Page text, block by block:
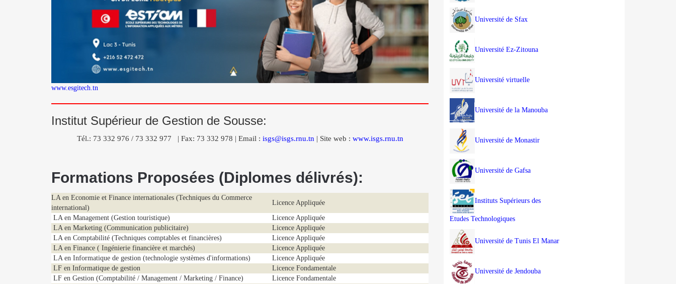
www.esgitech.tn
Institut Supérieur de Gestion de Sousse:
Tél.: 73 332 976 / 73 332 977 | Fax: 73 332 978 | Email : isgs@isgs.rnu.tn| Site web : www.isgs.rnu.tn
Formations Proposées (Diplomes délivrés):
LA en Economie et Finance internationales (Techniques du Commerce
international)
Licence Appliquée
LA en Management (Gestion touristique)
Licence Appliquée
LA en Marketing (Communication publicitaire)
Licence Appliquée
LA en Comptabilité (Techniques comptables et financières)
Licence Appliquée
LA en Finance ( Ingénierie financière et marchés)
Licence Appliquée
LA en Informatique de gestion (technologie systèmes d'informations)
Licence Appliquée
LF en Informatique de gestion
Licence Fondamentale
LF en Gestion (Comptabilité / Management / Marketing / Finance)
Licence Fondamentale
Université de Sfax
Université Ez-Zitouna
Université virtuelle
Université de la Manouba
Université de Monastir
Université de Gafsa
Instituts Supérieurs des
Etudes Technologiques
Université de Tunis El Manar
Université de Jendouba